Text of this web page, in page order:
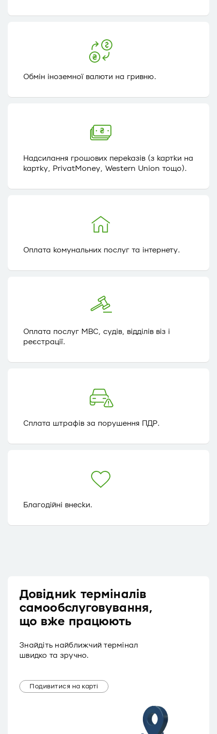
Обмін іноземної валюти на гривню.
Надсилання грошових переказів (з картки на
картку, PrivatMoney, Western Union тощо).
Оплата комунальних послуг та інтернету.
Оплата послуг МВС, судів, відділів віз і
реєстрації.
Сплата штрафів за порушення ПДР.
Благодійні внески.
Довідник терміналів
самообслуговування,
що вже працюють
Знайдіть найближчий термінал
швидко та зручно.
Подивитися на карті